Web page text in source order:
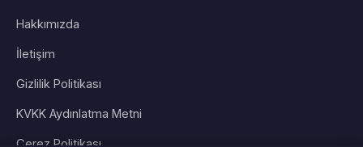
Hakkımızda
İletişim
Gizlilik Politikası
KVKK Aydınlatma Metni
Çerez Politikası